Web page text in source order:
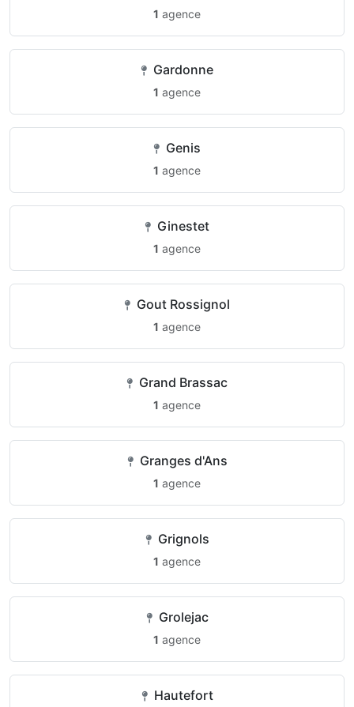
1 agence
Gardonne
1 agence
Genis
1 agence
Ginestet
1 agence
Gout Rossignol
1 agence
Grand Brassac
1 agence
Granges d'Ans
1 agence
Grignols
1 agence
Grolejac
1 agence
Hautefort